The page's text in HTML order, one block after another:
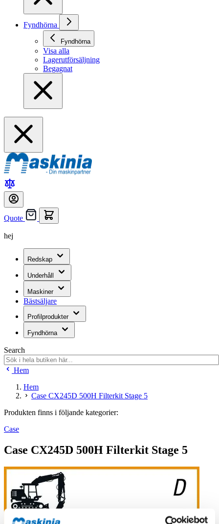
Fyndhörna
Fyndhörna
Visa alla
Lagerutförsäljning
Begagnat
Quote
hej
Redskap
Underhåll
Maskiner
Bästsäljare
Profilprodukter
Fyndhörna
Search
Hem
Hem
Case CX245D 500H Filterkit Stage 5
Produkten finns i följande kategorier:
Case
Case CX245D 500H Filterkit Stage 5